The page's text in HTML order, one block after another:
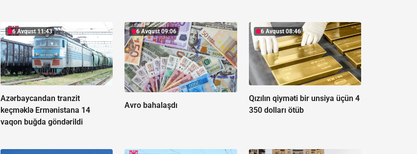
6 Avqust 11:43
Azərbaycandan tranzit
keçməklə Ermənistana 14
vaqon buğda göndərildi
6 Avqust 09:06
Avro bahalaşdı
6 Avqust 08:46
Qızılın qiyməti bir unsiya üçün 4
350 dolları ötüb